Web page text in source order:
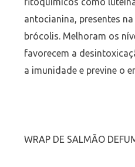
antocianina, presentes
brócolis. Melhoram os
favorecem a
a imunidade e previne o
WRAP DE SALMÃO